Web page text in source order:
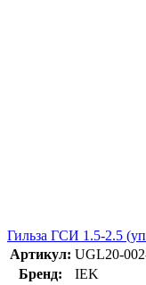
Гильза ГСИ 1.5-2.5
Артикул: UGL20-
Бренд:
IEK